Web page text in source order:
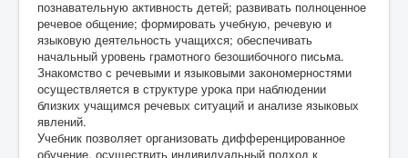
познавательную активность детей; развивать полноценное
речевое общение; формировать учебную, речевую и
языковую деятельность учащихся; обеспечивать
начальный уровень грамотного безошибочного письма.
Знакомство с речевыми и языковыми закономерностями
осуществляется в структуре урока при наблюдении
близких учащимся речевых ситуаций и анализе языковых
явлений.
Учебник позволяет организовать дифференцированное
обучение, осуществить индивидуальный подход к